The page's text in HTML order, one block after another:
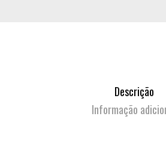
Descrição
Informação